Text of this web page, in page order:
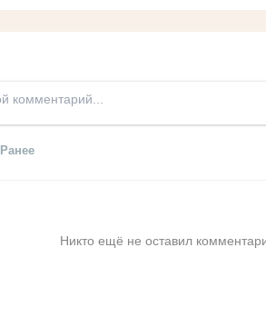
Ранее
Никто ещё не оставил